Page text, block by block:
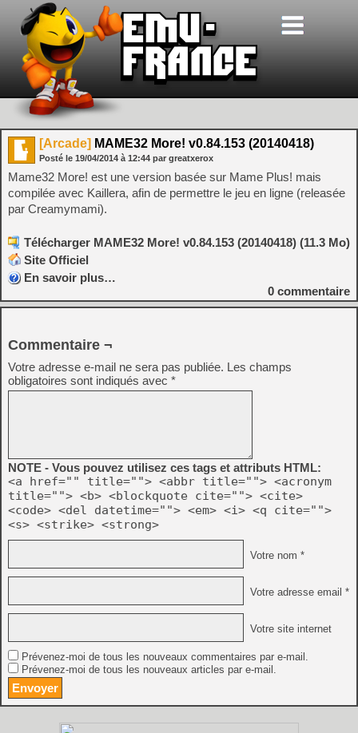
[Arcade] MAME32 More! v0.84.153 (20140418)
Posté le 19/04/2014 à 12:44 par greatxerox
Mame32 More! est une version basée sur Mame Plus! mais
compilée avec Kaillera, afin de permettre le jeu en ligne (releasée
par Creamymami).
Télécharger MAME32 More! v0.84.153 (20140418) (11.3 Mo)
Site Officiel
En savoir plus…
0 commentaire
Commentaire ¬
Votre adresse e-mail ne sera pas publiée. Les champs
obligatoires sont indiqués avec *
NOTE - Vous pouvez utilisez ces tags et attributs HTML:
<a href="" title=""> <abbr title=""> <acronym
title=""> <b> <blockquote cite=""> <cite>
<code> <del datetime=""> <em> <i> <q cite="">
<s> <strike> <strong>
Votre nom *
Votre adresse email *
Votre site internet
Prévenez-moi de tous les nouveaux commentaires par e-mail.
Prévenez-moi de tous les nouveaux articles par e-mail.